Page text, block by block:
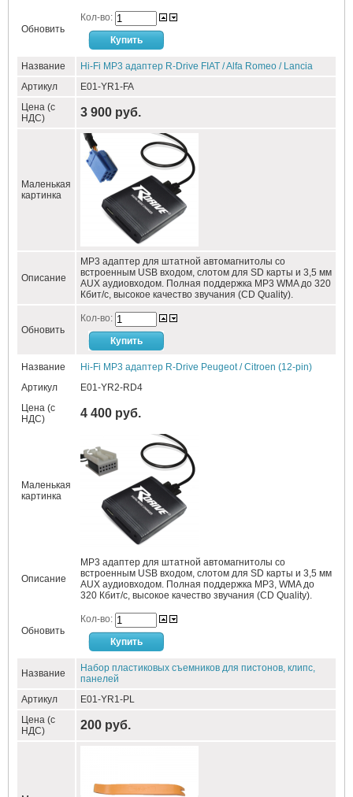
Обновить
Кол-во:
Название
Hi-Fi MP3 адаптер R-Drive FIAT / Alfa Romeo / Lancia
Артикул
E01-YR1-FA
Цена (с
НДС)
3 900 руб.
Маленькая
картинка
Описание
MP3 адаптер для штатной автомагнитолы со
встроенным USB входом, слотом для SD карты и 3,5 мм
AUX аудиовходом. Полная поддержка MP3 WMA до 320
Кбит/c, высокое качество звучания (CD Quality).
Обновить
Кол-во:
Название
Hi-Fi MP3 адаптер R-Drive Peugeot / Citroen (12-pin)
Артикул
E01-YR2-RD4
Цена (с
НДС)
4 400 руб.
Маленькая
картинка
Описание
MP3 адаптер для штатной автомагнитолы со
встроенным USB входом, слотом для SD карты и 3,5 мм
AUX аудиовходом. Полная поддержка MP3, WMA до
320 Кбит/c, высокое качество звучания (CD Quality).
Обновить
Кол-во:
Название
Набор пластиковых съемников для пистонов, клипс,
панелей
Артикул
E01-YR1-PL
Цена (с
НДС)
200 руб.